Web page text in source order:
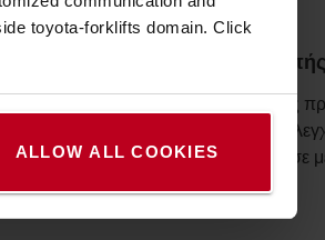
toyota-forklifts domain. Click
ALLOW ALL COOKIES
Σασμάν με μετατροπέα ροπής
Το σασμάν με μετατροπέα ροπής
διαισθητική οδήγηση με ομαλό
ταχύτητας, ιδανικό για εργασίες σε